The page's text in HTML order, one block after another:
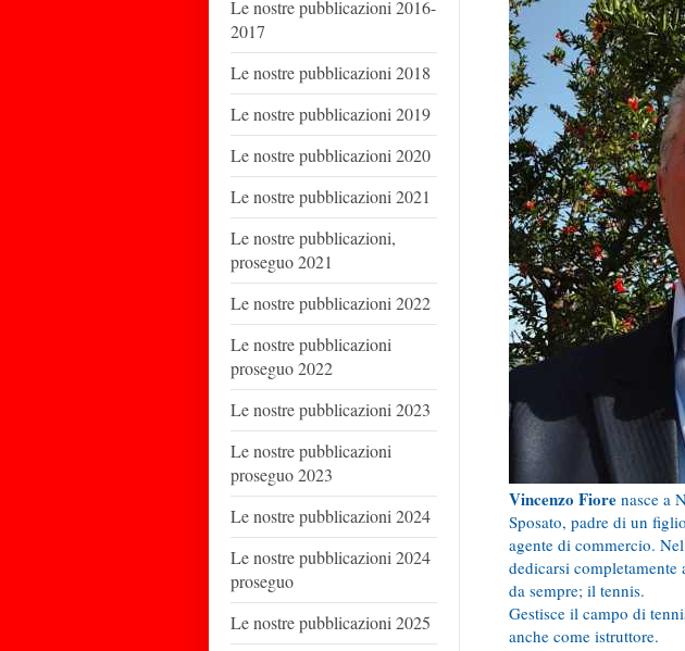
Le nostre pubblicazioni 2016-
2017
Le nostre pubblicazioni 2018
Le nostre pubblicazioni 2019
Le nostre pubblicazioni 2020
Le nostre pubblicazioni 2021
Le nostre pubblicazioni,
proseguo 2021
Le nostre pubblicazioni 2022
Le nostre pubblicazioni
proseguo 2022
Le nostre pubblicazioni 2023
Le nostre pubblicazioni
proseguo 2023
Le nostre pubblicazioni 2024
Le nostre pubblicazioni 2024
proseguo
Le nostre pubblicazioni 2025
Vincenzo Fiore nasce a
Sposato, padre di un
agente di commercio.
dedicarsi completamente
da sempre; il tennis.
Gestisce il campo di
anche come istruttore.